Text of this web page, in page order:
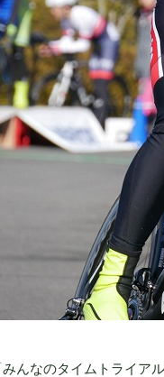
みんなのタイムトライ